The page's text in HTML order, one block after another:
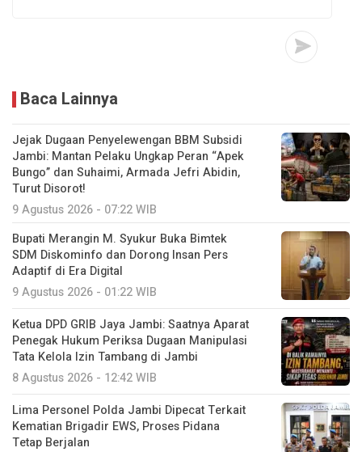
Baca Lainnya
Jejak Dugaan Penyelewengan BBM Subsidi
Jambi: Mantan Pelaku Ungkap Peran “Apek
Bungo” dan Suhaimi, Armada Jefri Abidin,
Turut Disorot!
9 Agustus 2026 - 07:22 WIB
Bupati Merangin M. Syukur Buka Bimtek
SDM Diskominfo dan Dorong Insan Pers
Adaptif di Era Digital
9 Agustus 2026 - 01:22 WIB
Ketua DPD GRIB Jaya Jambi: Saatnya Aparat
Penegak Hukum Periksa Dugaan Manipulasi
Tata Kelola Izin Tambang di Jambi
8 Agustus 2026 - 12:42 WIB
Lima Personel Polda Jambi Dipecat Terkait
Kematian Brigadir EWS, Proses Pidana
Tetap Berjalan